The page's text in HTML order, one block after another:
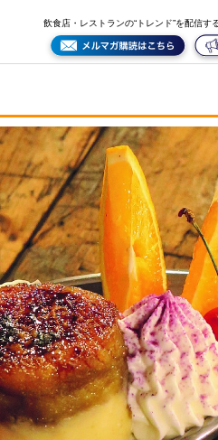
飲食店・レストランの“トレンド”を配信す